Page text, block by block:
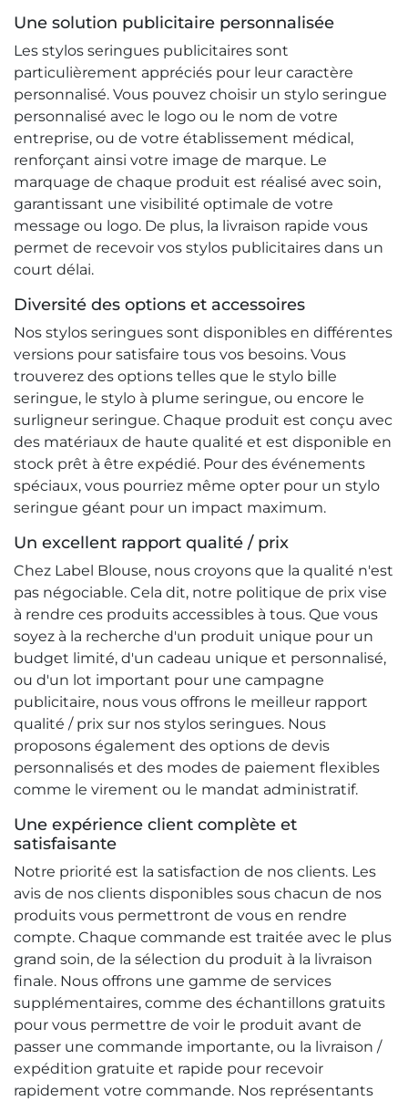
Une solution publicitaire personnalisée
Les stylos seringues publicitaires sont
particulièrement appréciés pour leur caractère
personnalisé. Vous pouvez choisir un stylo seringue
personnalisé avec le logo ou le nom de votre
entreprise, ou de votre établissement médical,
renforçant ainsi votre image de marque. Le
marquage de chaque produit est réalisé avec soin,
garantissant une visibilité optimale de votre
message ou logo. De plus, la livraison rapide vous
permet de recevoir vos stylos publicitaires dans un
court délai.
Diversité des options et accessoires
Nos stylos seringues sont disponibles en différentes
versions pour satisfaire tous vos besoins. Vous
trouverez des options telles que le stylo bille
seringue, le stylo à plume seringue, ou encore le
surligneur seringue. Chaque produit est conçu avec
des matériaux de haute qualité et est disponible en
stock prêt à être expédié. Pour des événements
spéciaux, vous pourriez même opter pour un stylo
seringue géant pour un impact maximum.
Un excellent rapport qualité / prix
Chez Label Blouse, nous croyons que la qualité n'est
pas négociable. Cela dit, notre politique de prix vise
à rendre ces produits accessibles à tous. Que vous
soyez à la recherche d'un produit unique pour un
budget limité, d'un cadeau unique et personnalisé,
ou d'un lot important pour une campagne
publicitaire, nous vous offrons le meilleur rapport
qualité / prix sur nos stylos seringues. Nous
proposons également des options de devis
personnalisés et des modes de paiement flexibles
comme le virement ou le mandat administratif.
Une expérience client complète et
satisfaisante
Notre priorité est la satisfaction de nos clients. Les
avis de nos clients disponibles sous chacun de nos
produits vous permettront de vous en rendre
compte. Chaque commande est traitée avec le plus
grand soin, de la sélection du produit à la livraison
finale. Nous offrons une gamme de services
supplémentaires, comme des échantillons gratuits
pour vous permettre de voir le produit avant de
passer une commande importante, ou la livraison /
expédition gratuite et rapide pour recevoir
rapidement votre commande. Nos représentants